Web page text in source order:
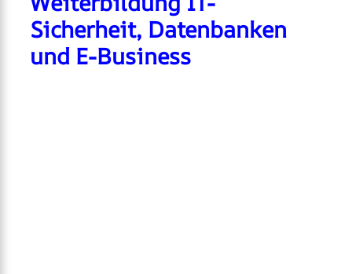
Sicherheit, Datenbanken
und E-Business